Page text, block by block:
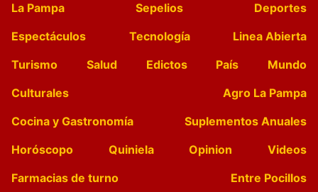
La Pampa Sepelios
Deportes
Espectáculos
Tecnología
Linea Abierta
Turismo
Salud Edictos País
Mundo
Culturales
Agro La Pampa
Cocina y Gastronomía
Suplementos Anuales
Horóscopo
Quiniela Opinion
Videos
Farmacias de turno
Entre Pocillos